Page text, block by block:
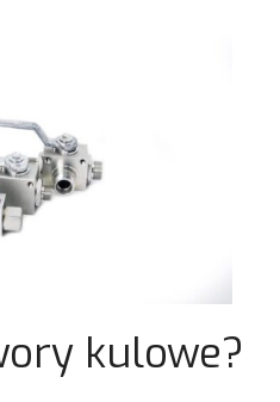
kulowe?